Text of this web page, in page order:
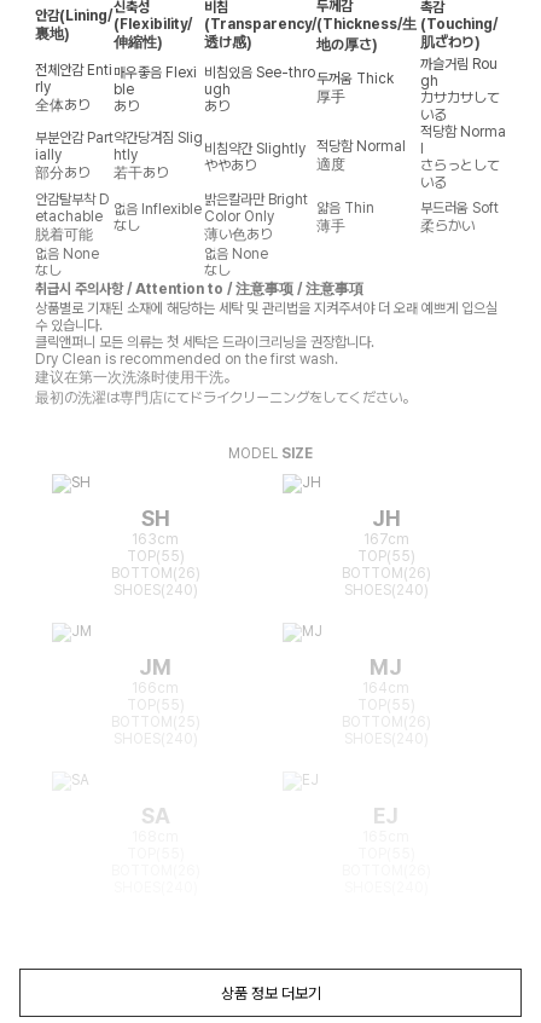
안감(Lining/
裏地)
신축성
(Flexibility/
伸縮性)
비침
(Transparency/
透け感)
두께감
(Thickness/生
地の厚さ)
촉감
(Touching/
肌ざわり)
전체안감 Enti
rly
全体あり
매우좋음 Flexi
ble
あり
비침있음 See-thro
ugh
あり
두꺼움 Thick
厚手
까슬거림 Rou
gh
カサカサして
いる
부분안감 Part
ially
部分あり
약간당겨짐 Slig
htly
若干あり
비침약간 Slightly
ややあり
적당함 Normal
適度
적당함 Norma
l
さらっとして
いる
안감탈부착 D
etachable
脱着可能
없음 Inflexible
なし
밝은칼라만 Bright
Color Only
薄い色あり
얇음 Thin
薄手
부드러움 Soft
柔らかい
없음 None
なし
없음 None
なし
취급시 주의사항 / Attention to / 注意事项 / 注意事項
상품별로 기재된 소재에 해당하는 세탁 및 관리법을 지켜주셔야 더 오래 예쁘게 입으실
수 있습니다.
클릭앤퍼니 모든 의류는 첫 세탁은 드라이크리닝을 권장합니다.
Dry Clean is recommended on the first wash.
建议在第一次洗涤时使用干洗。
最初の洗濯は専門店にてドライクリーニングをしてください。
MODEL SIZE
SH
163cm
TOP(55)
BOTTOM(26)
SHOES(240)
JH
167cm
TOP(55)
BOTTOM(26)
SHOES(240)
JM
166cm
TOP(55)
BOTTOM(25)
MJ
164cm
TOP(55)
BOTTOM(26)
SA EJ
상품 정보 더보기